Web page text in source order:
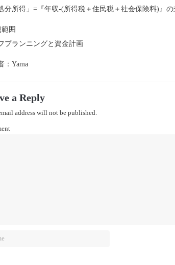
分所得」=『年収-(所得税＋住民税＋社会保険料)』
囲
プランニングと資金計画
：Yama
a Reply
address will not be published.